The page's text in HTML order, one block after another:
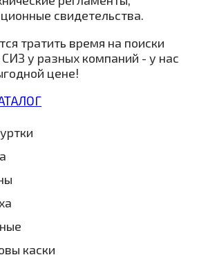
свидетельства.
тратить время на поиски
у разных компаний - у нас
цене!